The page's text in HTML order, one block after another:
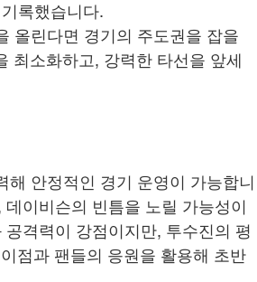
록했습니다.
올린다면 경기의 주도권을 잡을
최소화하고, 강력한 타선을 앞세
안정적인 경기 운영이 가능합니
이비슨의 빈틈을 노릴 가능성이
격력이 강점이지만, 투수진의 평
점과 팬들의 응원을 활용해 초반